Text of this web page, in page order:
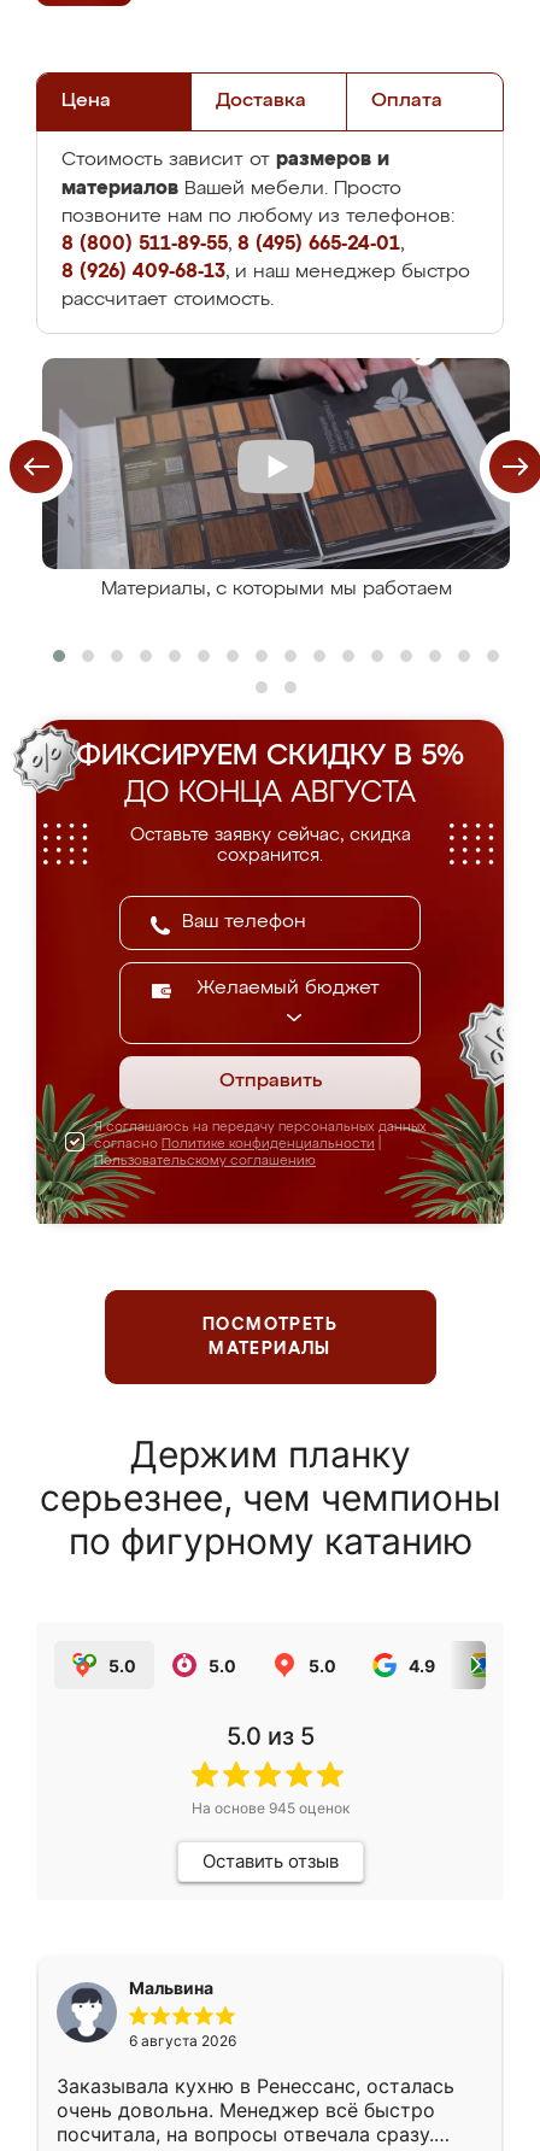
Цена Доставка Оплата
Стоимость зависит от размеров и
материалов Вашей мебели. Просто
позвоните нам по любому из телефонов:
8 (800) 511-89-55, 8 (495) 665-24-01,
8 (926) 409-68-13, и наш менеджер быстро
рассчитает стоимость.
Материалы, с которыми мы работаем
ФИКСИРУЕМ СКИДКУ В 5%
ДО КОНЦА АВГУСТА
Оставьте заявку сейчас, скидка
сохранится.
Желаемый бюджет
Отправить
Я соглашаюсь на передачу персональных данных
согласно Политике конфиденциальности
Пользовательскому соглашению
ПОСМОТРЕТЬ
МАТЕРИАЛЫ
Держим планку
серьезнее, чем чемпионы
по фигурному катанию
5.0 5.0 5.0 4.9
5.0 из 5
На основе 945оценок
Оставить отзыв
Мальвина
6 августа 2026
Заказывала кухню в Ренессанс, осталась
очень довольна. Менеджер всё быстро
посчитала, на вопросы отвечала сразу.